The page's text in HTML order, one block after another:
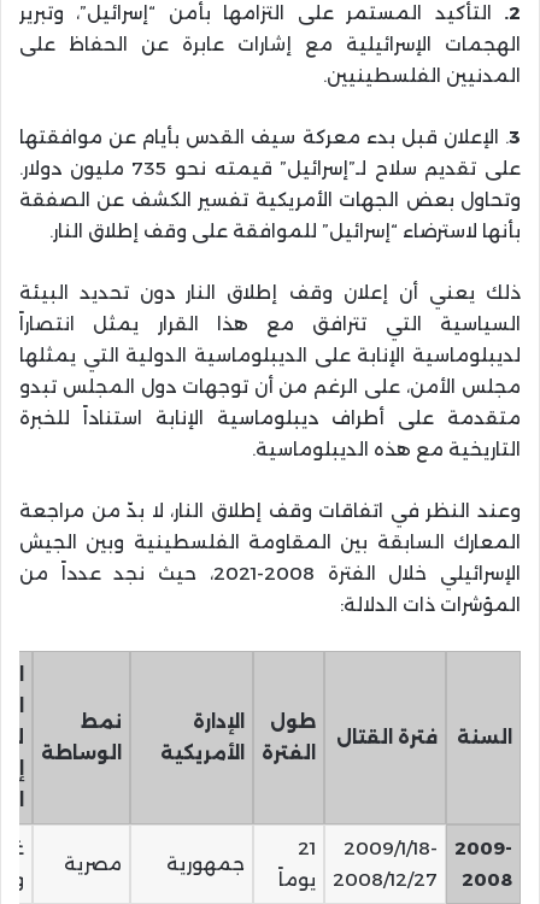
2.
التأكيد المستمر على التزامها بأمن “إسرائيل”، وتبرير
الهجمات الإسرائيلية مع إشارات عابرة عن الحفاظ على
المدنيين الفلسطينيين.
3. الإعلان قبل بدء معركة سيف القدس بأيام عن موافقتها
على تقديم سلاح لـ”إسرائيل” قيمته نحو 735 مليون دولار.
وتحاول بعض الجهات الأمريكية تفسير الكشف عن الصفقة
بأنها لاسترضاء “إسرائيل” للموافقة على وقف إطلاق النار.
ذلك يعني أن إعلان وقف إطلاق النار دون تحديد البيئة
السياسية التي تترافق مع هذا القرار يمثل انتصاراً
لديبلوماسية الإنابة على الديبلوماسية الدولية التي يمثلها
مجلس الأمن، على الرغم من أن توجهات دول المجلس تبدو
متقدمة على أطراف ديبلوماسية الإنابة استناداً للخبرة
التاريخية مع هذه الديبلوماسية.
وعند النظر في اتفاقات وقف إطلاق النار، لا بدّ من مراجعة
المعارك السابقة بين المقاومة الفلسطينية وبين الجيش
الإسرائيلي خلال الفترة 2008-2021، حيث نجد عدداً من
المؤشرات ذات الدلالة:
السنة فترة القتال
طول
الفترة
الإدارة
الأمريكية
نمط
الوساطة
2009-
2008
2009/1/18-
2008/12/27
21
يوماً
جمهورية مصرية
غير